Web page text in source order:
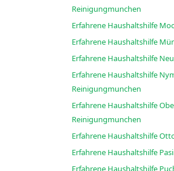
Reinigungmunchen
Erfahrene Haushaltshilfe
Reinigungmunchen
Erfahrene Haushaltshilfe
Reinigungmunchen